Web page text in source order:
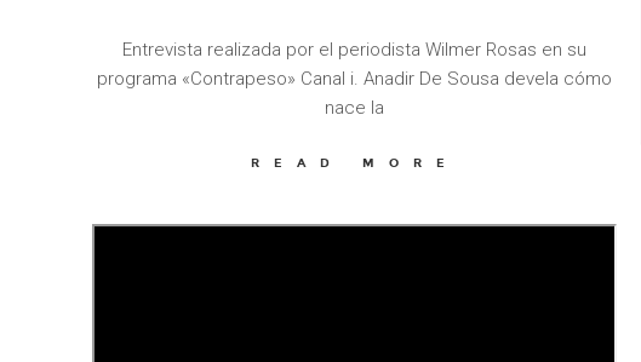
Entrevista realizada por el periodista Wilmer Rosas en su
programa «Contrapeso» Canal i. Anadir De Sousa devela cómo
nace la
READ MORE